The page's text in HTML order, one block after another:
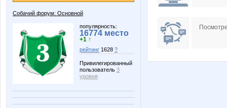
Собачий форум: Основной
популярность:
16774 место
+1 ↑
рейтинг 1628 ?
Привилегированный
пользователь 3
уровня
paradox85